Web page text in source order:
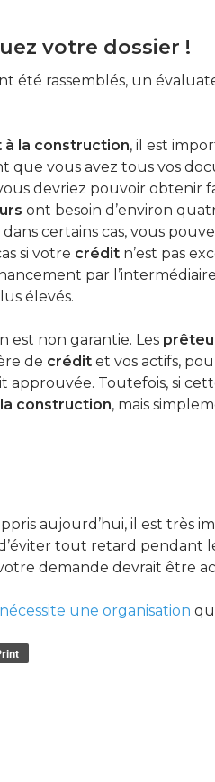
votre dossier !
été rassemblés, un
à la construction, il est
que vous avez tous vos
devriez pouvoir obtenir
ont besoin d’environ
certains cas, vous
si votre crédit n’est pas
par
élevés.
est non garantie. Les
de crédit et vos actifs,
Toutefois, si
construction, mais
aujourd’hui, il est très
tout retard pendant
demande devrait être
une organisation